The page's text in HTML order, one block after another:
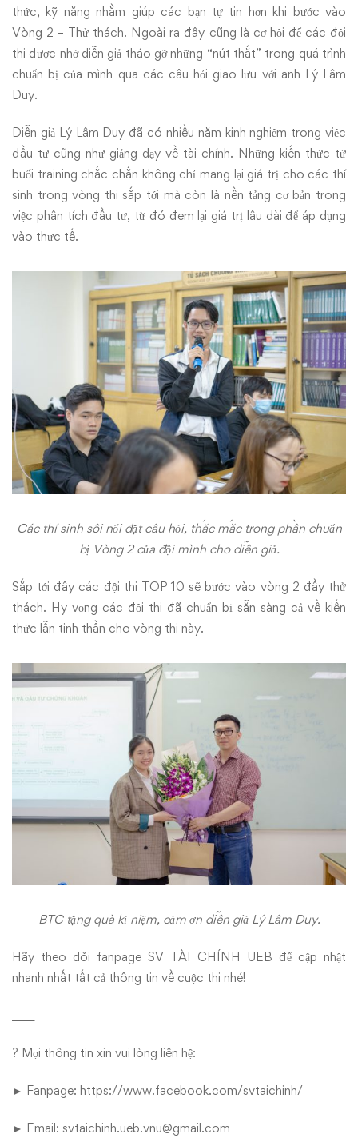
thức, kỹ năng nhằm giúp các bạn tự tin hơn khi bước vào
Vòng 2 – Thử thách. Ngoài ra đây cũng là cơ hội để các đội
thi được nhờ diễn giả tháo gỡ những “nút thắt” trong quá trình
chuẩn bị của mình qua các câu hỏi giao lưu với anh Lý Lâm
Duy.
Diễn giả Lý Lâm Duy đã có nhiều năm kinh nghiệm trong việc
đầu tư cũng như giảng dạy về tài chính. Những kiến thức từ
buổi training chắc chắn không chỉ mang lại giá trị cho các thí
sinh trong vòng thi sắp tới mà còn là nền tảng cơ bản trong
việc phân tích đầu tư, từ đó đem lại giá trị lâu dài để áp dụng
vào thực tế.
Các thí sinh sôi nổi đặt câu hỏi, thắc mắc trong phần chuẩn
bị Vòng 2 của đội mình cho diễn giả.
Sắp tới đây các đội thi TOP 10 sẽ bước vào vòng 2 đầy thử
thách. Hy vọng các đội thi đã chuẩn bị sẵn sàng cả về kiến
thức lẫn tinh thần cho vòng thi này.
BTC tặng quà kỉ niệm, cảm ơn diễn giả Lý Lâm Duy.
Hãy theo dõi fanpage SV TÀI CHÍNH UEB để cập nhật
nhanh nhất tất cả thông tin về cuộc thi nhé!
? Mọi thông tin xin vui lòng liên hệ:
► Fanpage: https://www.facebook.com/svtaichinh/
► Email: svtaichinh.ueb.vnu@gmail.com